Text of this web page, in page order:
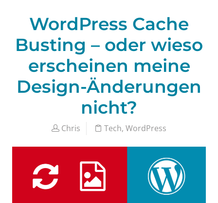
WordPress Cache
Busting – oder wieso
erscheinen meine
Design-Änderungen
nicht?
Chris Tech, WordPress